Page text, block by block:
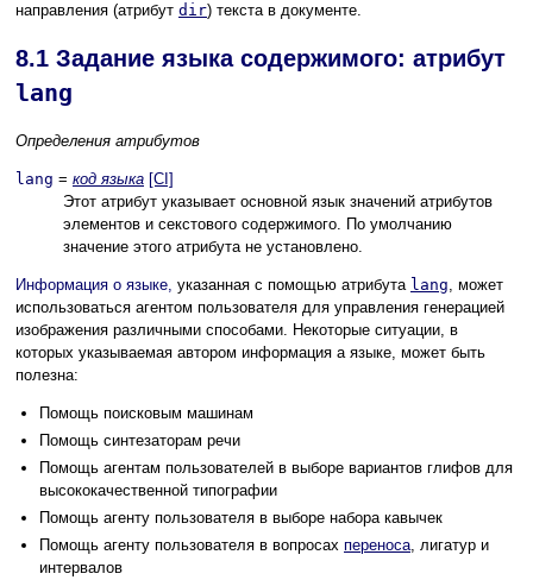
направления (атрибут dir) текста в документе.
8.1 Задание языка содержимого: атрибут
lang
Определения атрибутов
lang = код языка [CI]
Этот атрибут указывает основной язык значений атрибутов
элементов и секстового содержимого. По умолчанию
значение этого атрибута не установлено.
Информация о языке, указанная с помощью атрибута lang , может
использоваться агентом пользователя для управления генерацией
изображения различными способами. Некоторые ситуации, в
которых указываемая автором информация а языке, может быть
полезна:
Помощь поисковым машинам
Помощь синтезаторам речи
Помощь агентам пользователей в выборе вариантов глифов для
высококачественной типографии
Помощь агенту пользователя в выборе набора кавычек
Помощь агенту пользователя в вопросах переноса , лигатур и
интервалов